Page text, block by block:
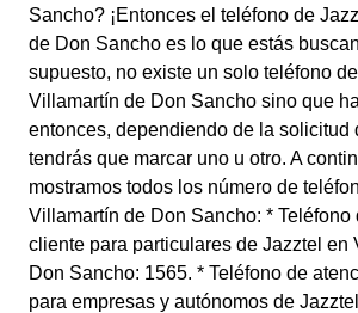
Sancho? ¡Entonces el teléfono de
de Don Sancho es lo que estás
supuesto, no existe un solo teléfono
Villamartín de Don Sancho sino que
entonces, dependiendo de la solicitud
tendrás que marcar uno u otro. A
mostramos todos los número de
Villamartín de Don Sancho: * Teléfono
cliente para particulares de Jazztel en
Don Sancho: 1565. * Teléfono de
para empresas y autónomos de